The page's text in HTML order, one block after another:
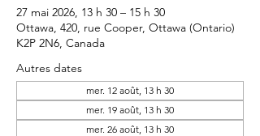
27 mai 2026, 13 h 30 – 15 h 30
Ottawa, 420, rue Cooper, Ottawa (Ontario)
K2P 2N6, Canada
Autres dates
mer. 12 août, 13 h 30
mer. 19 août, 13 h 30
mer. 26 août, 13 h 30